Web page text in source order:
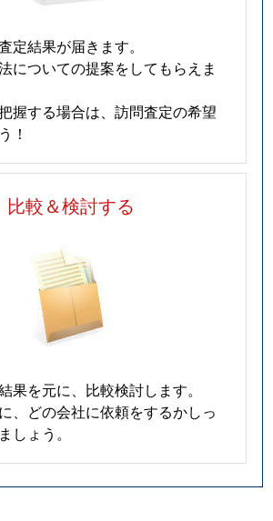
定結果が届きます。
についての提案をしてもらえま
握する場合は、訪問査定の希望
！
比較＆検討する
果を元に、比較検討します。
、どの会社に依頼をするかしっ
しょう。